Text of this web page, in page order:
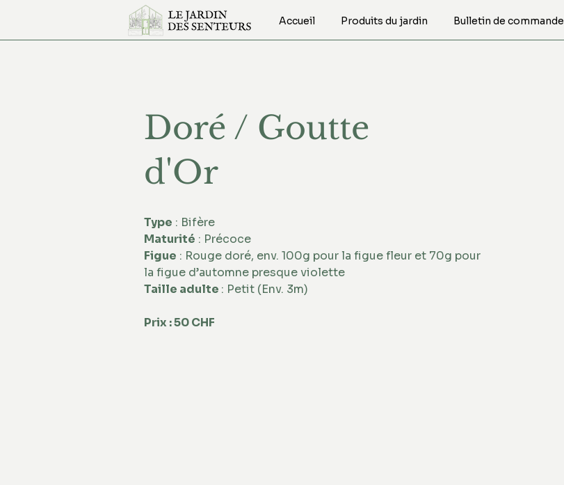
Accueil Produits du jardin Bulletin de commande
Doré / Goutte
d'Or
Type : Bifère
Maturité : Précoce
Figue : Rouge doré, env. 100g pour la figue fleur et 70g pour
la figue d’automne presque violette
Taille adulte : Petit (Env. 3m)
Prix : 50 CHF